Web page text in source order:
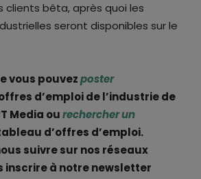
clients bêta, après quoi les
seront disponibles sur le
vous pouvezposter
d’emploi de l’industrie de
Media ourechercher un
d’offres d’emploi.
suivre sur nos réseaux
inscrire à notre newsletter